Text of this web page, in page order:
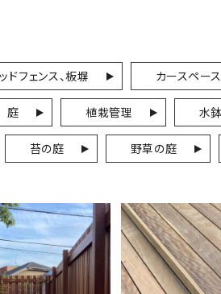
ドフェンス、板塀 カースペー
庭 植栽管理 水鉢
苔の庭 野草の庭